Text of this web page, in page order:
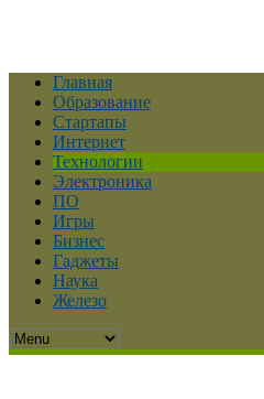
Главная
Образование
Стартапы
Интернет
Технологии
Электроника
ПО
Игры
Бизнес
Гаджеты
Наука
Железо